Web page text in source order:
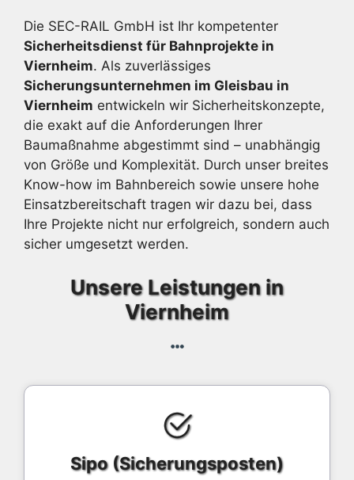
Die SEC-RAIL GmbH ist Ihr kompetenter
Sicherheitsdienst für Bahnprojekte in
Viernheim. Als zuverlässiges
Sicherungsunternehmen im Gleisbau in
Viernheim entwickeln wir Sicherheitskonzepte,
die exakt auf die Anforderungen Ihrer
Baumaßnahme abgestimmt sind – unabhängig
von Größe und Komplexität. Durch unser breites
Know-how im Bahnbereich sowie unsere hohe
Einsatzbereitschaft tragen wir dazu bei, dass
Ihre Projekte nicht nur erfolgreich, sondern auch
sicher umgesetzt werden.
Unsere Leistungen in
Viernheim
Sipo (Sicherungsposten)